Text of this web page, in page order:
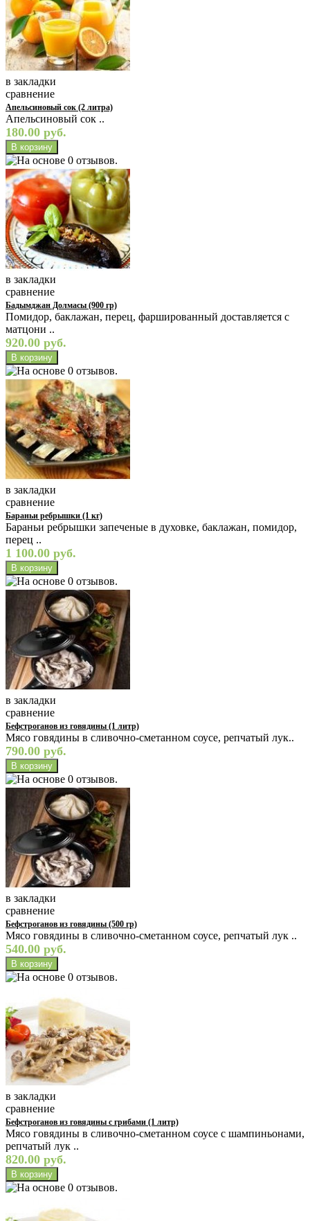
в закладки
сравнение
Апельсиновый сок (2 литра)
Апельсиновый сок ..
180.00 руб.
в закладки
сравнение
Бадымджан Долмасы (900 гр)
Помидор, баклажан, перец, фаршированный доставляется с
матцони ..
920.00 руб.
в закладки
сравнение
Бараньи ребрышки (1 кг)
Бараньи ребрышки запеченые в духовке, баклажан, помидор,
перец ..
1 100.00 руб.
в закладки
сравнение
Бефстроганов из говядины (1 литр)
Мясо говядины в сливочно-сметанном соусе, репчатый лук..
790.00 руб.
в закладки
сравнение
Бефстроганов из говядины (500 гр)
Мясо говядины в сливочно-сметанном соусе, репчатый лук ..
540.00 руб.
в закладки
сравнение
Бефстроганов из говядины с грибами (1 литр)
Мясо говядины в сливочно-сметанном соусе с шампиньонами,
репчатый лук ..
820.00 руб.